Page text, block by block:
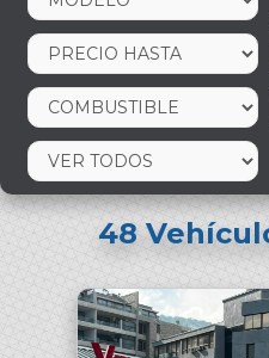
48